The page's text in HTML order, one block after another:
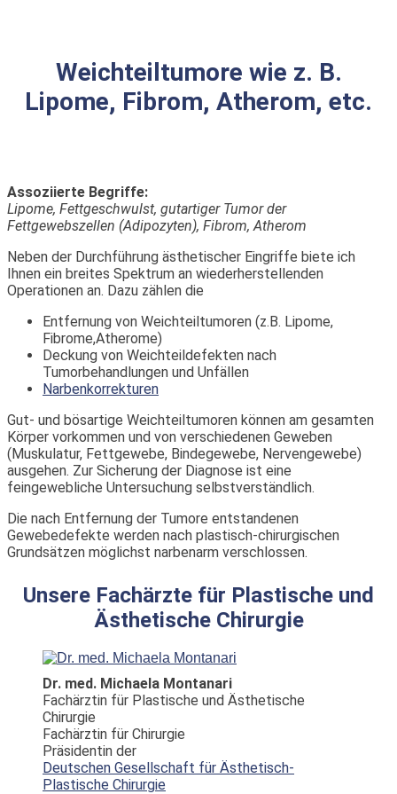
Weichteiltumore wie z. B.
Lipome, Fibrom, Atherom, etc.
Assoziierte Begriffe:
Lipome, Fettgeschwulst, gutartiger Tumor der
Fettgewebszellen (Adipozyten), Fibrom, Atherom
Neben der Durchführung ästhetischer Eingriffe biete ich
Ihnen ein breites Spektrum an wiederherstellenden
Operationen an. Dazu zählen die
Entfernung von Weichteiltumoren (z.B. Lipome,
Fibrome,Atherome)
Deckung von Weichteildefekten nach
Tumorbehandlungen und Unfällen
Narbenkorrekturen
Gut- und bösartige Weichteiltumoren können am gesamten
Körper vorkommen und von verschiedenen Geweben
(Muskulatur, Fettgewebe, Bindegewebe, Nervengewebe)
ausgehen. Zur Sicherung der Diagnose ist eine
feingewebliche Untersuchung selbstverständlich.
Die nach Entfernung der Tumore entstandenen
Gewebedefekte werden nach plastisch-chirurgischen
Grundsätzen möglichst narbenarm verschlossen.
Unsere Fachärzte für Plastische und
Ästhetische Chirurgie
Dr. med. Michaela Montanari
Fachärztin für Plastische und Ästhetische
Chirurgie
Fachärztin für Chirurgie
Präsidentin der
Deutschen Gesellschaft für Ästhetisch-
Plastische Chirurgie